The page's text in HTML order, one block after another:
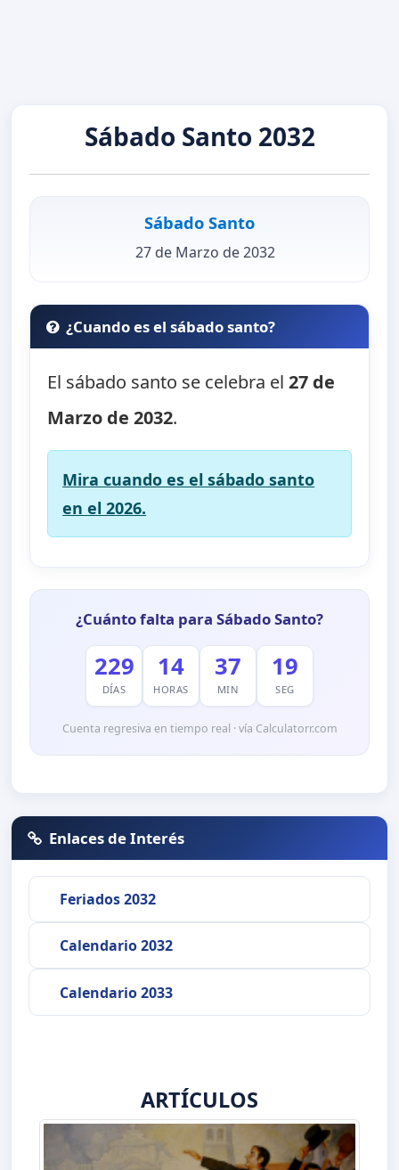
Sábado Santo 2032
Sábado Santo
27 de Marzo de 2032
¿Cuando es el sábado santo?
El sábado santo se celebra el27 de
Marzo de 2032.
Mira cuando es el sábado santo
en el 2026.
¿Cuánto falta para Sábado Santo?
229
DÍAS
14
HORAS
37
MIN
19
SEG
Cuenta regresiva en tiempo real · vía Calculatorr.com
Enlaces de Interés
Feriados 2032
Calendario 2032
Calendario 2033
ARTÍCULOS